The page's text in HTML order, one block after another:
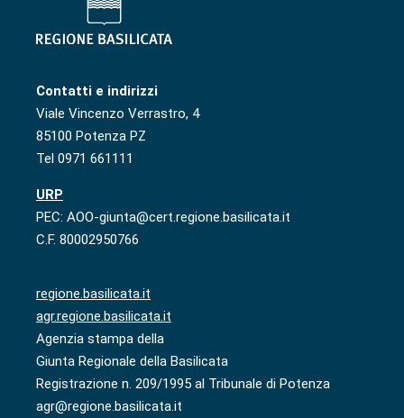
Contatti e indirizzi
Viale Vincenzo Verrastro, 4
85100 Potenza PZ
Tel 0971 661111
URP
PEC: AOO-giunta@cert.regione.basilicata.it
C.F. 80002950766
regione.basilicata.it
agr.regione.basilicata.it
Agenzia stampa della
Giunta Regionale della Basilicata
Registrazione n. 209/1995 al Tribunale di Potenza
agr@regione.basilicata.it